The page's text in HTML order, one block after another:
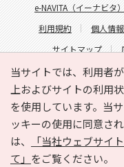
当サイトでは、利用者
上およびサイトの利用
を使用しています。当
ッキーの使用に同意さ
は、
「当社ウェブサイ
て」 をご覧ください。
e-NAVITA（イーナビタ
利用規約
個人情
サイトマップ
サイト
Copyright ©